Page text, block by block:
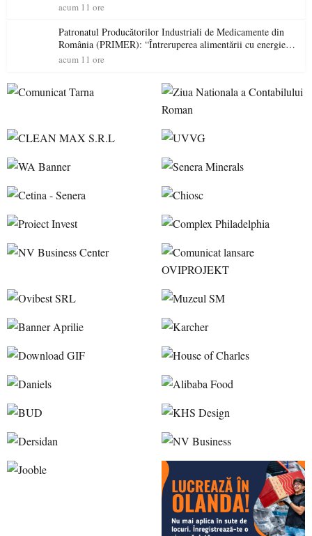
acum 11 ore
Patronatul Producătorilor Industriali de Medicamente din
România (PRIMER): “Întreruperea alimentării cu energie
electrică a fabricilor de medicamente va pune în pericol
acum 11 ore